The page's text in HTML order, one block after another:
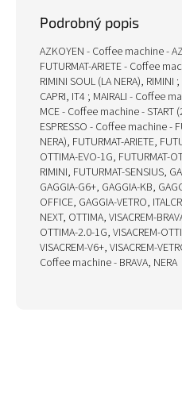
Podrobný popis
AZKOYEN - Coffee machine -
FUTURMAT-ARIETE - Coffee
RIMINI SOUL (LA NERA),
CAPRI, IT4 ; MAIRALI - Coffee
MCE - Coffee machine - START
ESPRESSO - Coffee machine -
NERA), FUTURMAT-ARIETE,
OTTIMA-EVO-1G, FUTURMAT-
RIMINI, FUTURMAT-SENSIUS,
GAGGIA-G6+, GAGGIA-KB,
OFFICE, GAGGIA-VETRO,
NEXT, OTTIMA, VISACREM-
OTTIMA-2.0-1G, VISACREM-
VISACREM-V6+, VISACREM-
Coffee machine - BRAVA, NERA